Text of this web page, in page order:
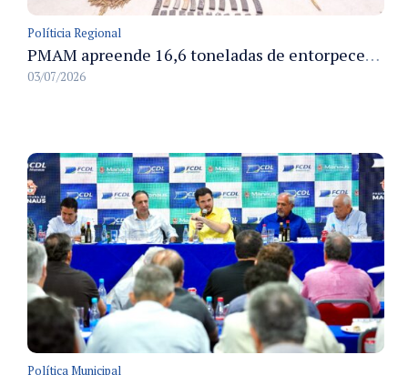
Políticia Regional
PMAM apreende 16,6 toneladas de entorpecentes e registra aumento nas prisões em flagrante e nas capturas de foragidos no primeiro semestre de 2026
03/07/2026
Política Municipal